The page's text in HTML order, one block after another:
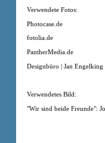
Verwendete Fotos:
Photocase.de
fotolia.de
PantherMedia.de
Designbüro | Jan Engelking
Verwendetes Bild:
"Wir sind beide Freunde":